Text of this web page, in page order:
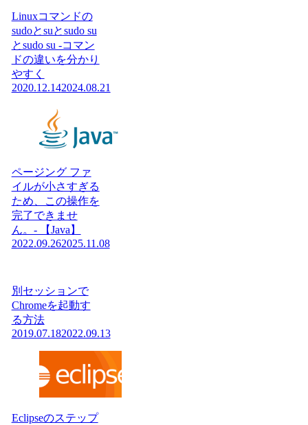
Linuxコマンドの
sudoとsuとsudo su
とsudo su -コマン
ドの違いを分かり
やすく
2020.12.142024.08.21
ページング ファ
イルが小さすぎる
ため、この操作を
完了できませ
ん。- 【Java】
2022.09.262025.11.08
別セッションで
Chromeを起動す
る方法
2019.07.182022.09.13
Eclipseのステップ